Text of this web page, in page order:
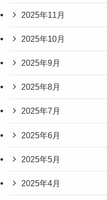
2025年11月
2025年10月
2025年9月
2025年8月
2025年7月
2025年6月
2025年5月
2025年4月